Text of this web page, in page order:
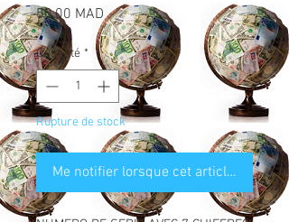
50,00 MADPrix
Quantité *
Rupture de stock
Me notifier lorsque cet article est